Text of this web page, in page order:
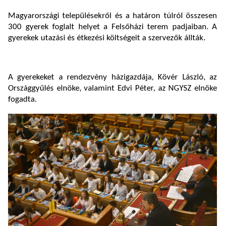
Magyarországi településekről és a határon túlról összesen
300 gyerek foglalt helyet a Felsőházi terem padjaiban. A
gyerekek utazási és étkezési költségeit a szervezők állták.
A gyerekeket a rendezvény házigazdája, Kövér László, az
Országgyűlés elnöke, valamint Edvi Péter, az NGYSZ elnöke
fogadta.